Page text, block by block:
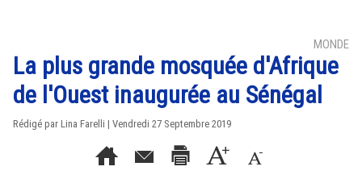
MONDE
La plus grande mosquée d'Afrique
de l'Ouest inaugurée au Sénégal
Rédigé par Lina Farelli | Vendredi 27 Septembre 2019